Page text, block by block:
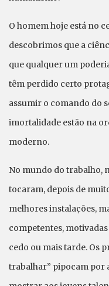
O homem hoje está no
descobrimos que a
que qualquer um
têm perdido certo
assumir o comando do
imortalidade estão na
moderno.
No mundo do trabalho,
tocaram, depois de
melhores instalações,
competentes,
cedo ou mais tarde. Os
trabalhar” pipocam por